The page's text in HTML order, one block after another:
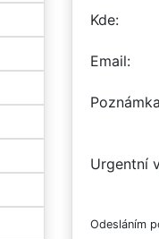
Kde
Email
Poznámka
Urgentní
Odesláním